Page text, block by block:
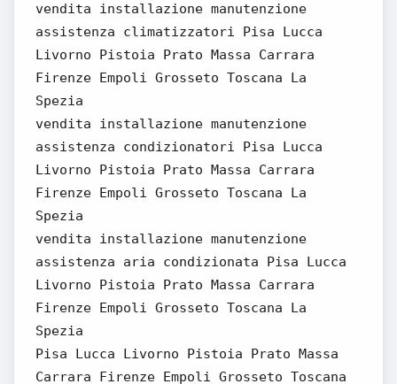
vendita installazione manutenzione
assistenza climatizzatori Pisa Lucca
Livorno Pistoia Prato Massa Carrara
Firenze Empoli Grosseto Toscana La
Spezia
vendita installazione manutenzione
assistenza condizionatori Pisa Lucca
Livorno Pistoia Prato Massa Carrara
Firenze Empoli Grosseto Toscana La
Spezia
vendita installazione manutenzione
assistenza aria condizionata Pisa Lucca
Livorno Pistoia Prato Massa Carrara
Firenze Empoli Grosseto Toscana La
Spezia
Pisa Lucca Livorno Pistoia Prato Massa
Carrara Firenze Empoli Grosseto Toscana